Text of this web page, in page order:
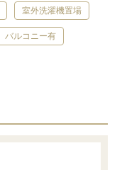
室外洗濯機置場
バルコニー有